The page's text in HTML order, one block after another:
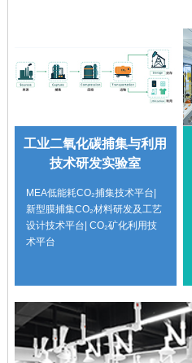
工业二氧化碳捕集与利用
技术研发实验室
MEA低能耗CO₂捕集技术平台|
新型膜捕集CO₂材料研发及工艺
设计技术平台| CO₂矿化利用技
术平台